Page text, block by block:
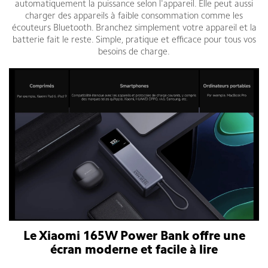
automatiquement la puissance selon l'appareil. Elle peut aussi
charger des appareils à faible consommation comme les
écouteurs Bluetooth. Branchez simplement votre appareil et la
batterie fait le reste. Simple, pratique et efficace pour tous vos
besoins de charge.
Le Xiaomi 165W Power Bank offre une
écran moderne et facile à lire